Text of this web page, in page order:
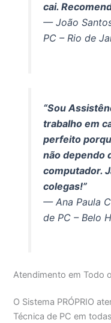
cai.
— João
PC – Rio de
“Sou
trabalho em
perfeito
não dependo
computador.
colegas!”
— Ana Paula
de PC – Belo
Atendimento em Todo
O Sistema PRÓPRIO
Técnica de PC em